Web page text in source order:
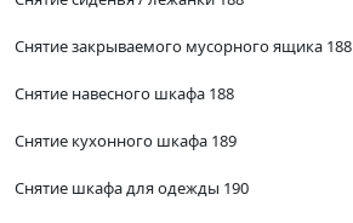
Снятие закрываемого мусорного ящика 188
Снятие навесного шкафа 188
Снятие кухонного шкафа 189
Снятие шкафа для одежды 190